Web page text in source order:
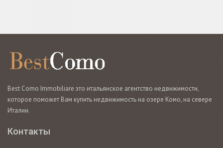
Best Como Immobiliare это итальянское агентство недвижимости,
которое поможет Вам купить недвижимость на озере Комо, на севере
Италии.
Контакты